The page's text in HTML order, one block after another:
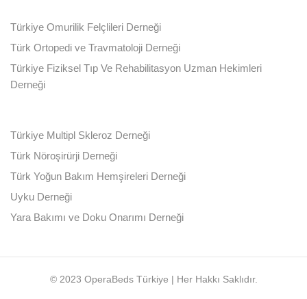
Türkiye Omurilik Felçlileri Derneği
Türk Ortopedi ve Travmatoloji Derneği
Türkiye Fiziksel Tıp Ve Rehabilitasyon Uzman Hekimleri
Derneği
Türkiye Multipl Skleroz Derneği
Türk Nöroşirürji Derneği
Türk Yoğun Bakım Hemşireleri Derneği
Uyku Derneği
Yara Bakımı ve Doku Onarımı Derneği
© 2023 OperaBeds Türkiye | Her Hakkı Saklıdır.